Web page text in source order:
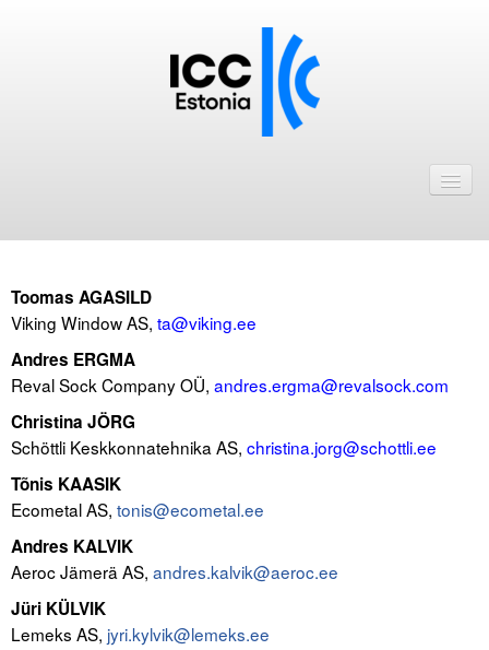
ICC Eesti liikmebaas
Liikmete pakkumised
Astu ICC Eesti liikmeks!
Kalender
ICC Eesti
Tegevused
Publikatsioonid
Arvamus
Toomas AGASILD
Viking Window AS, ta@viking.ee
Andres ERGMA
Reval Sock Company OÜ, andres.ergma@revalsock.com
Christina JÖRG
Schöttli Keskkonnatehnika AS, christina.jorg@schottli.ee
Tõnis KAASIK
Ecometal AS, tonis@ecometal.ee
Andres KALVIK
Aeroc Jämerä AS, andres.kalvik@aeroc.ee
Jüri KÜLVIK
Lemeks AS, jyri.kylvik@lemeks.ee